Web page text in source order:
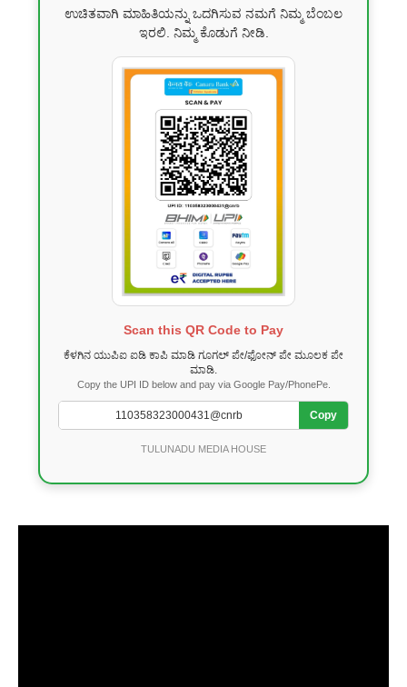
ಉಚಿತವಾಗಿ ಮಾಹಿತಿಯನ್ನು ಒದಗಿಸುವ ನಮಗೆ ನಿಮ್ಮ ಬೆಂಬಲ
ಇರಲಿ. ನಿಮ್ಮ ಕೊಡುಗೆ ನೀಡಿ.
Scan this QR Code to Pay
ಕೆಳಗಿನ ಯುಪಿಐ ಐಡಿ ಕಾಪಿ ಮಾಡಿ ಗೂಗಲ್ ಪೇ/ಫೋನ್ ಪೇ ಮೂಲಕ ಪೇ
ಮಾಡಿ.
Copy the UPI ID below and pay via Google Pay/PhonePe.
Copy
TULUNADU MEDIA HOUSE